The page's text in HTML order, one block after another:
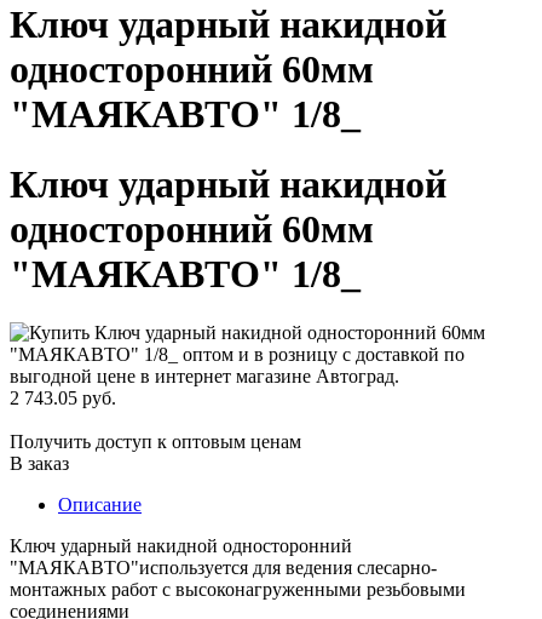
Ключ ударный накидной
односторонний 60мм
"МАЯКАВТО" 1/8_
Ключ ударный накидной
односторонний 60мм
"МАЯКАВТО" 1/8_
2 743.05 руб.
Получить доступ к оптовым ценам
В заказ
Описание
Ключ ударный накидной односторонний
"МАЯКАВТО"используется для ведения слесарно-
монтажных работ с высоконагруженными резьбовыми
соединениями